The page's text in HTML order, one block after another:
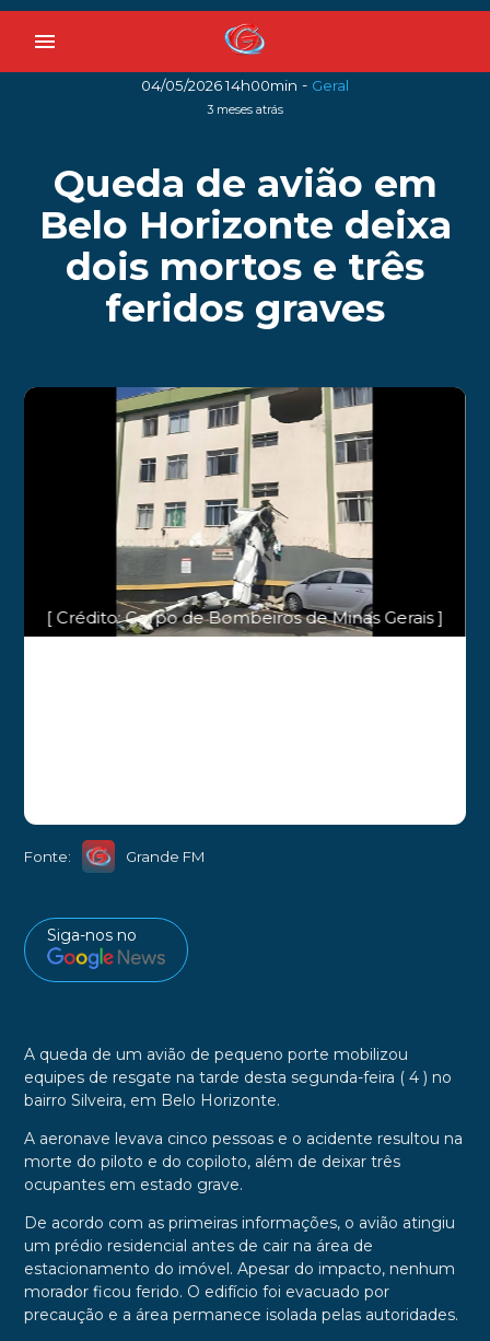
menu
04/05/2026 14h00min - Geral
3 meses atrás
Queda de avião em
Belo Horizonte deixa
dois mortos e três
feridos graves
[ Crédito: Corpo de Bombeiros de Minas Gerais ]
Fonte: Grande FM
Siga-nos no
A queda de um avião de pequeno porte mobilizou
equipes de resgate na tarde desta segunda-feira ( 4 ) no
bairro Silveira, em Belo Horizonte.
A aeronave levava cinco pessoas e o acidente resultou na
morte do piloto e do copiloto, além de deixar três
ocupantes em estado grave.
De acordo com as primeiras informações, o avião atingiu
um prédio residencial antes de cair na área de
estacionamento do imóvel. Apesar do impacto, nenhum
morador ficou ferido. O edifício foi evacuado por
precaução e a área permanece isolada pelas autoridades.